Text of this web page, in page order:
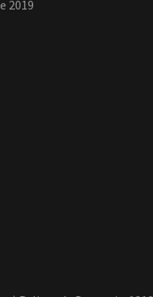
2019